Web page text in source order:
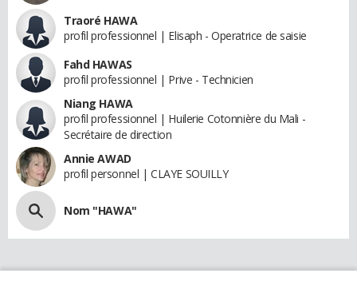
Traoré HAWA
profil professionnel | Elisaph - Operatrice de saisie
Fahd HAWAS
profil professionnel | Prive - Technicien
Niang HAWA
profil professionnel | Huilerie Cotonnière du Mali -
Secrétaire de direction
Annie AWAD
profil personnel | CLAYE SOUILLY
Nom "HAWA"